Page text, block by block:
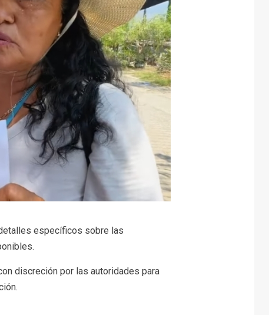
específicos sobre las
discreción por las autoridades para